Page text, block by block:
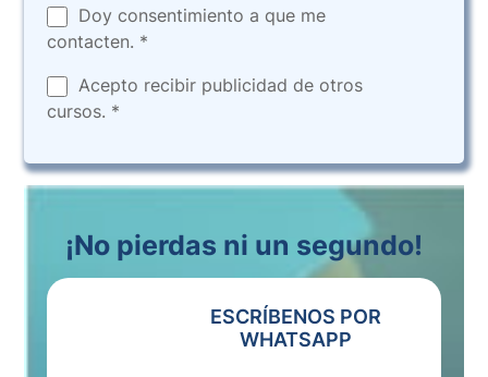
Doy consentimiento a que me
contacten. *
Acepto recibir publicidad de otros
cursos. *
¡No pierdas ni un segundo!
ESCRÍBENOS POR
WHATSAPP